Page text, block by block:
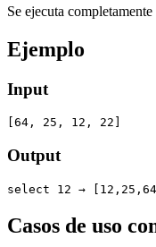
Se ejecuta
Ejemplo
Input
[64, 25, 12, 22]
Output
select 12 →
Casos de uso